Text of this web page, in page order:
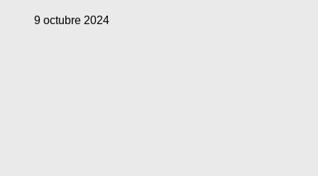
9 octubre 2024